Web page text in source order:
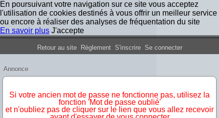
En poursuivant votre navigation sur ce site vous acceptez
l'utilisation de cookies destinés à vous offrir un meilleur service
ou encore à réaliser des analyses de fréquentation du site
En savoir plus J'accepte
Forum Iron Maiden France
Retour au site Règlement S'inscrire Se connecter
Annonce
Si votre ancien mot de passe ne fonctionne pas, utilisez la
fonction 'Mot de passe oublié'
et n'oubliez pas de cliquer sur le lien que vous allez recevoir